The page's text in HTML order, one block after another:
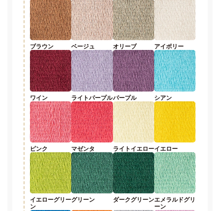
ブラウン ベージュ オリーブ アイボリー
ワイン ライトパープルパープル シアン
ピンク マゼンタ ライトイエローイエロー
イエローグリー
ン
グリーン ダークグリーンエメラルドグリ
ーン